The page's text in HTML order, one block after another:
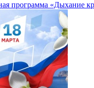
программа «Дыхание